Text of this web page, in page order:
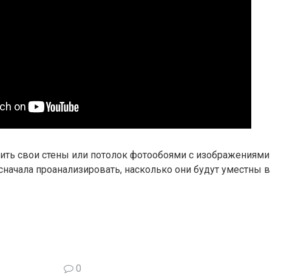
свои стены или потолок фотообоями с изображениями
проанализировать, насколько они будут уместны в
0